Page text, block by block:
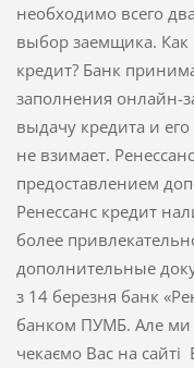
необходимо всего
выбор заемщика. Как
кредит? Банк
заполнения онлайн-
выдачу кредита и
не взимает.
предоставлением
Ренессанс кредит
более
дополнительные
з 14 березня банк
банком ПУМБ. Але ми
чекаємо Вас на